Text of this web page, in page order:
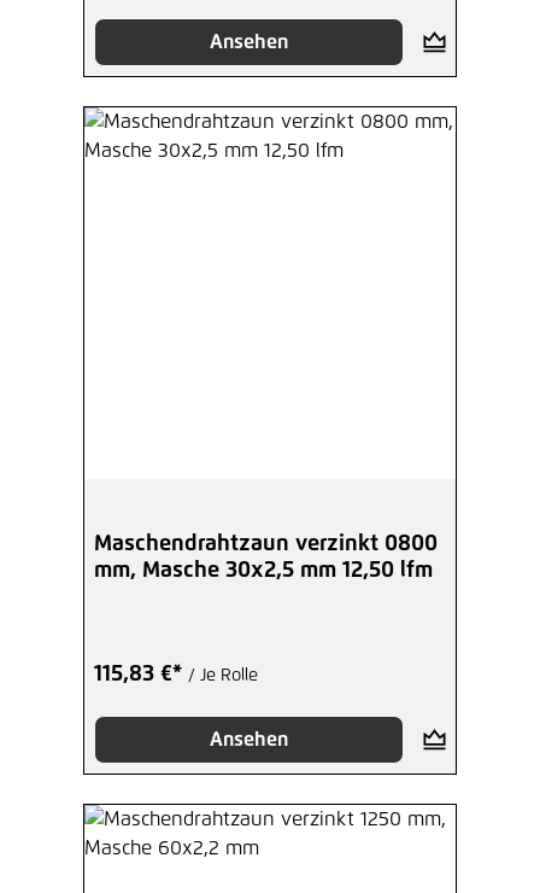
Ansehen
Maschendrahtzaun verzinkt 0800
mm, Masche 30x2,5 mm 12,50 lfm
115,83 €* / Je Rolle
Ansehen